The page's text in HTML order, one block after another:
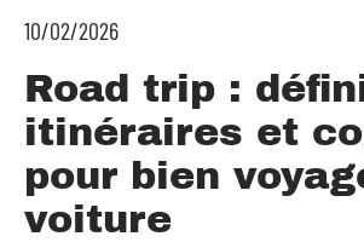
10/02/2026
Road trip :
itinéraires et
pour bien
voiture